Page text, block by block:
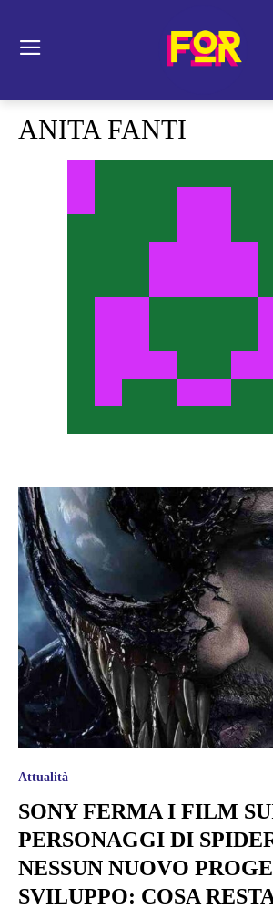
ANITA FANTI
Attualità
SONY FERMA I FILM
PERSONAGGI DI
NESSUN NUOVO
SVILUPPO: COSA